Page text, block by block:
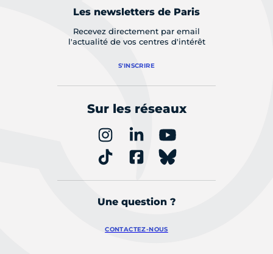
Les newsletters de Paris
Recevez directement par email
l'actualité de vos centres d'intérêt
S'INSCRIRE
Sur les réseaux
Une question ?
CONTACTEZ-NOUS